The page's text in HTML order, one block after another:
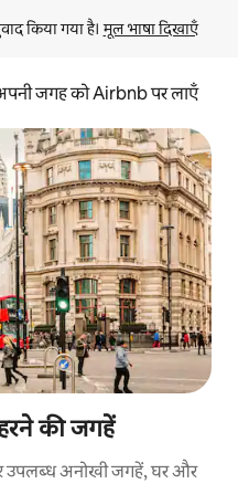
किया गया है। मूल भाषा दिखाएँ
जगह को Airbnb पर लाएँ
की जगहें
उपलब्ध अनोखी जगहें, घर और